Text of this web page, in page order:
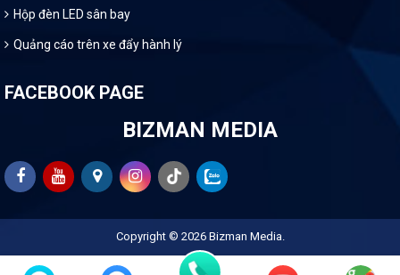
Hộp đèn LED sân bay
Quảng cáo trên xe đẩy hành lý
FACEBOOK PAGE
BIZMAN MEDIA
Copyright © 2026 Bizman Media